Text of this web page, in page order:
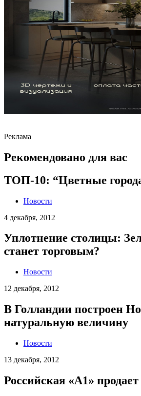
Реклама
Рекомендовано для вас
ТОП-10: “Цветные
Новости
4 декабря, 2012
Уплотнение столицы:
станет торговым?
Новости
12 декабря, 2012
В Голландии построен
натуральную величину
Новости
13 декабря, 2012
Российская «A1»